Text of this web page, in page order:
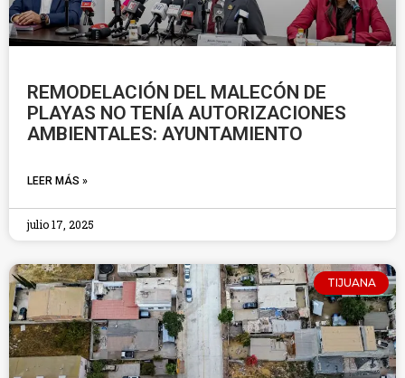
REMODELACIÓN DEL MALECÓN DE
PLAYAS NO TENÍA AUTORIZACIONES
AMBIENTALES: AYUNTAMIENTO
LEER MÁS »
julio 17, 2025
TIJUANA